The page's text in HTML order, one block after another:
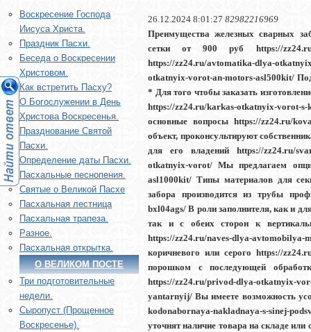
Воскреcение Господа
Иисуса Христа.
Праздник Пасхи.
Беседа о Воскресении
Христовом.
Как встретить Пасху?
О Богослужении в День
Христова Воскресенья.
Празднование Святой
Пасхи.
Определение даты Пасхи.
Пасхальные песнопения.
Святые о Великой Пасхе
Пасхальная лестница
Пасхальная трапеза.
Разное.
Пасхальная открытка.
О ВЕЛИКОМ ПОСТЕ
Три подготовительные
недели.
Сыропуст (Прощенное
Воскресенье).
26.12.2024 8:01:27 82982216969
Преимущества железных сварных
сетки от 900 руб https://zz24.ru/
https://zz24.ru/avtomatika-dlya-
otkatnyix-vorot-an-motors-asl500kit/
* Для того чтобы заказать
https://zz24.ru/karkas-otkatnyix-vorot-
основные вопросы https://zz24.ru/
объект, проконсультируют
для его владений https://zz24.ru/
otkatnyix-vorot/ Мы предлагаем
asl1000kit/ Типы материалов для
забора производится из трубы
bxl04ags/ В роли заполнителя, как и
так и с обеих сторон к
https://zz24.ru/naves-dlya-
коричневого или серого https://
порошком с последующей
https://zz24.ru/privod-dlya-otkatnyix-
yantarnyij/ Вы имеете возможность
kodonabornaya-nakladnaya-s-sinej-
уточнят наличие товара на складе